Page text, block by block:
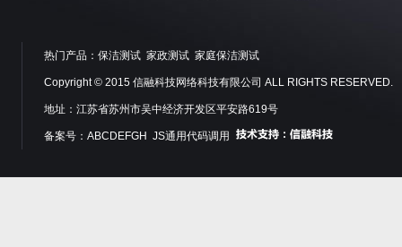
热门产品： 保洁测试 家政测试 家庭保洁测试
Copyright © 2015 信融科技网络科技有限公司 ALL RIGHTS RESERVED.
地址：江苏省苏州市吴中经济开发区平安路619号
备案号：ABCDEFGH JS通用代码调用